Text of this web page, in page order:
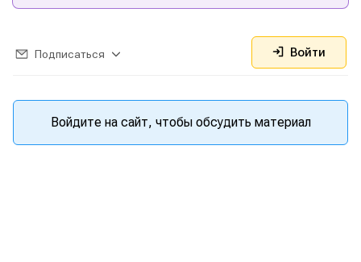
Подписаться Войти
Войдите на сайт, чтобы обсудить материал